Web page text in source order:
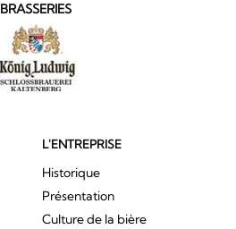
BRASSERIES
L'ENTREPRISE
Historique
Présentation
Culture de la bière